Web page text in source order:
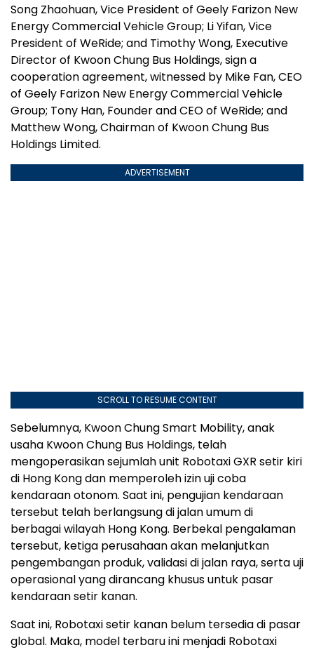
Song Zhaohuan, Vice President of Geely Farizon New
Energy Commercial Vehicle Group; Li Yifan, Vice
President of WeRide; and Timothy Wong, Executive
Director of Kwoon Chung Bus Holdings, sign a
cooperation agreement, witnessed by Mike Fan, CEO
of Geely Farizon New Energy Commercial Vehicle
Group; Tony Han, Founder and CEO of WeRide; and
Matthew Wong, Chairman of Kwoon Chung Bus
Holdings Limited.
ADVERTISEMENT
SCROLL TO RESUME CONTENT
Sebelumnya, Kwoon Chung Smart Mobility, anak
usaha Kwoon Chung Bus Holdings, telah
mengoperasikan sejumlah unit Robotaxi GXR setir kiri
di Hong Kong dan memperoleh izin uji coba
kendaraan otonom. Saat ini, pengujian kendaraan
tersebut telah berlangsung di jalan umum di
berbagai wilayah Hong Kong. Berbekal pengalaman
tersebut, ketiga perusahaan akan melanjutkan
pengembangan produk, validasi di jalan raya, serta uji
operasional yang dirancang khusus untuk pasar
kendaraan setir kanan.
Saat ini, Robotaxi setir kanan belum tersedia di pasar
global. Maka, model terbaru ini menjadi Robotaxi